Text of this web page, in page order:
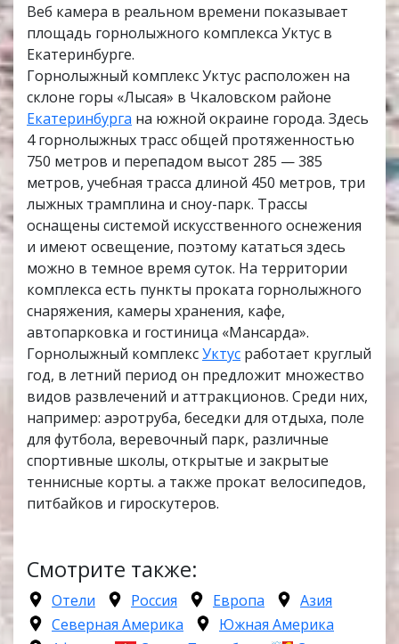
Веб камера в реальном времени показывает
площадь горнолыжного комплекса Уктус в
Екатеринбурге.
Горнолыжный комплекс Уктус расположен на
склоне горы «Лысая» в Чкаловском районе
Екатеринбурга на южной окраине города. Здесь
4 горнолыжных трасс общей протяженностью
750 метров и перепадом высот 285 — 385
метров, учебная трасса длиной 450 метров, три
лыжных трамплина и сноу-парк. Трассы
оснащены системой искусственного оснежения
и имеют освещение, поэтому кататься здесь
можно в темное время суток. На территории
комплекса есть пункты проката горнолыжного
снаряжения, камеры хранения, кафе,
автопарковка и гостиница «Мансарда».
Горнолыжный комплексУктус работает круглый
год, в летний период он предложит множество
видов развлечений и аттракционов. Среди них,
например: аэротруба, беседки для отдыха, поле
для футбола, веревочный парк, различные
спортивные школы, открытые и закрытые
теннисные корты. а также прокат велосипедов,
питбайков и гироскутеров.
Смотрите также:
Отели Россия Европа
Азия
Северная Америка
Южная Америка